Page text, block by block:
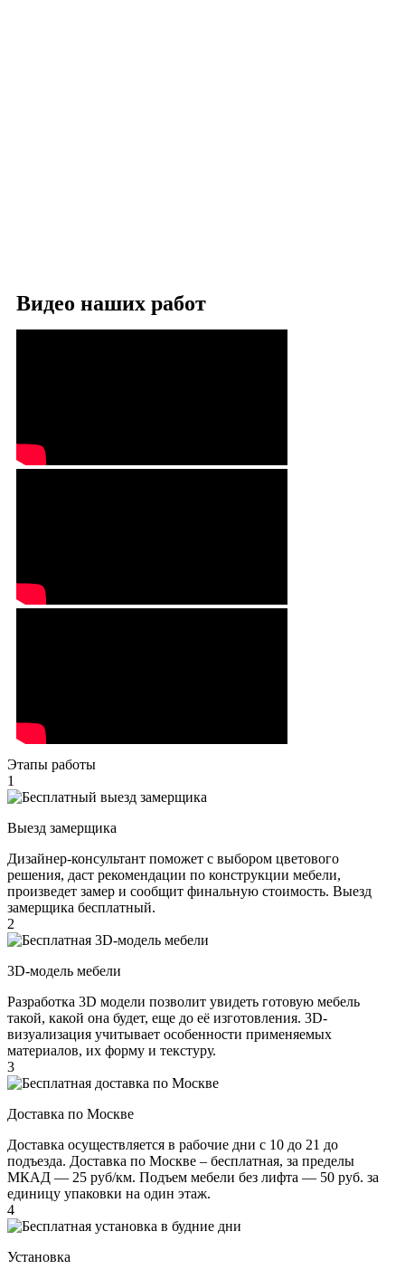
Видео наших работ
Этапы работы
1
Выезд замерщика
Дизайнер-консультант поможет с выбором цветового
решения, даст рекомендации по конструкции мебели,
произведет замер и сообщит финальную стоимость. Выезд
замерщика бесплатный.
2
3D-модель мебели
Разработка 3D модели позволит увидеть готовую мебель
такой, какой она будет, еще до её изготовления. 3D-
визуализация учитывает особенности применяемых
материалов, их форму и текстуру.
3
Доставка по Москве
Доставка осуществляется в рабочие дни с 10 до 21 до
подъезда. Доставка по Москве – бесплатная, за пределы
МКАД — 25 руб/км. Подъем мебели без лифта — 50 руб. за
единицу упаковки на один этаж.
4
Установка